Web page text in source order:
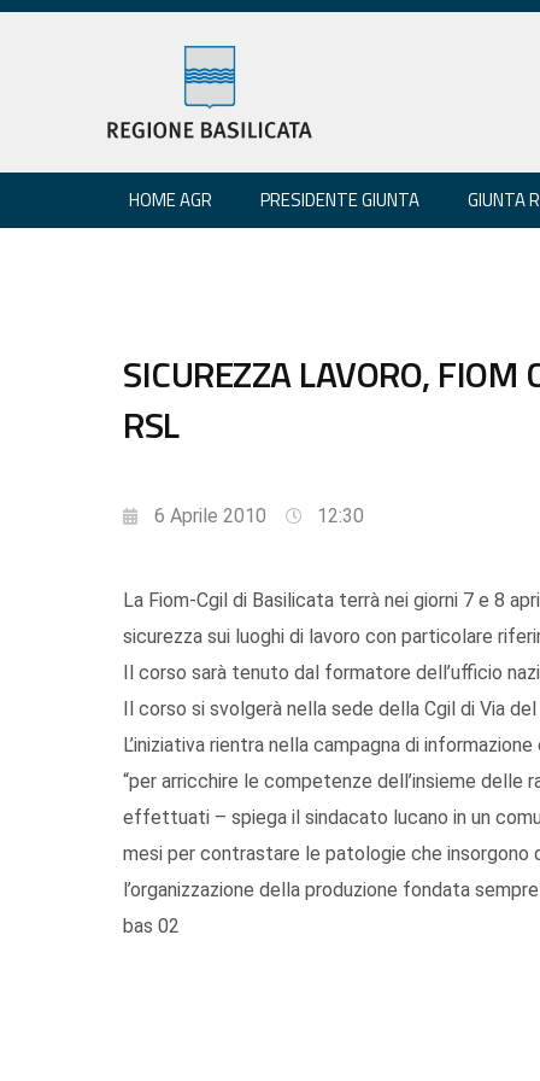
HOME AGR PRESIDENTE GIUNTA GIUNTA
SICUREZZA LAVORO, FIOM
RSL
6 Aprile 2010 12:30
La Fiom-Cgil di Basilicata terrà nei giorni 7 e 8
sicurezza sui luoghi di lavoro con particolare
Il corso sarà tenuto dal formatore dell’ufficio
Il corso si svolgerà nella sede della Cgil di Via
L’iniziativa rientra nella campagna di
“per arricchire le competenze dell’insieme delle
effettuati – spiega il sindacato lucano in un
mesi per contrastare le patologie che insorgono
l’organizzazione della produzione fondata
bas 02